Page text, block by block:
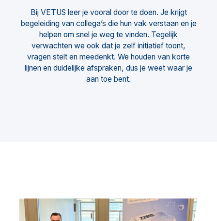
Bij VETUS leer je vooral door te doen. Je krijgt
begeleiding van collega’s die hun vak verstaan en je
helpen om snel je weg te vinden. Tegelijk
verwachten we ook dat je zelf initiatief toont,
vragen stelt en meedenkt. We houden van korte
lijnen en duidelijke afspraken, dus je weet waar je
aan toe bent.